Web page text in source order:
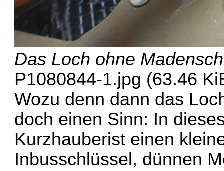
Das Loch ohne
P1080844-1.jpg (63.46
Wozu denn dann das
doch einen Sinn: In
Kurzhauberist einen
Inbusschlüssel, dünnen